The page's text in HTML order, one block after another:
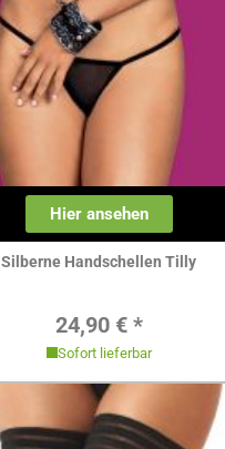
Hier ansehen
Silberne Handschellen Tilly
Regulärer Preis:
24,90 € *
Sofort lieferbar